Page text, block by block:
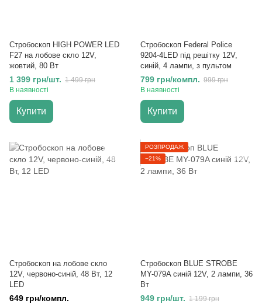
Стробоскоп HIGH POWER LED
F27 на лобове скло 12V,
жовтий, 80 Вт
1 399 грн/шт. 1 499 грн
В наявності
Купити
Стробоскоп Federal Police
9204-4LED під решітку 12V,
синій, 4 лампи, з пультом
799 грн/компл. 999 грн
В наявності
Купити
Стробоскоп на лобове скло
12V, червоно-синій, 48 Вт, 12
LED
649 грн/компл.
РОЗПРОДАЖ
−21%
Стробоскоп BLUE STROBE
MY-079A синій 12V, 2 лампи, 36
Вт
949 грн/шт. 1 199 грн